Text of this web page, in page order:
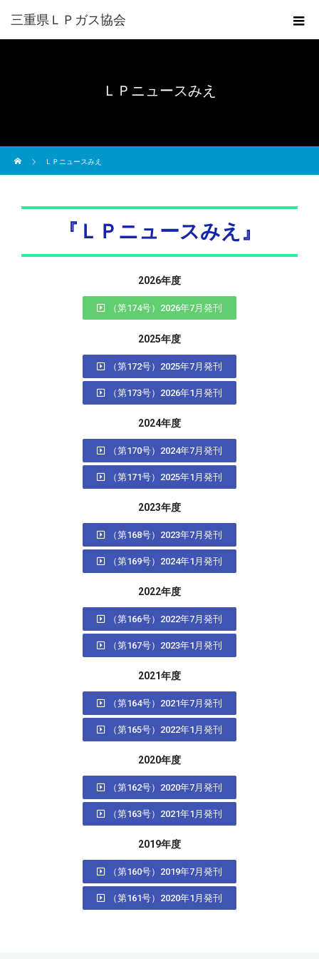
三重県ＬＰガス協会
ＬＰニュースみえ
ＬＰニュースみえ
『ＬＰニュースみえ』
2026年度
（第174号）2026年7月発刊
2025年度
（第172号）2025年7月発刊
（第173号）2026年1月発刊
2024年度
（第170号）2024年7月発刊
（第171号）2025年1月発刊
2023年度
（第168号）2023年7月発刊
（第169号）2024年1月発刊
2022年度
（第166号）2022年7月発刊
（第167号）2023年1月発刊
2021年度
（第164号）2021年7月発刊
（第165号）2022年1月発刊
2020年度
（第162号）2020年7月発刊
（第163号）2021年1月発刊
2019年度
（第160号）2019年7月発刊
（第161号）2020年1月発刊